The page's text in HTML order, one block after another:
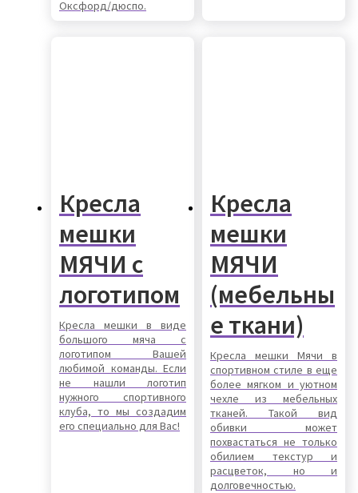
Оксфорд/дюспо.
Кресла
мешки
МЯЧИ с
логотипом
Кресла мешки в виде
большого мяча с
логотипом Вашей
любимой команды. Если
не нашли логотип
нужного спортивного
клуба, то мы создадим
его специально для Вас!
Кресла
мешки
МЯЧИ
(мебельны
е ткани)
Кресла мешки Мячи в
спортивном стиле в еще
более мягком и уютном
чехле из мебельных
тканей. Такой вид
обивки может
похвастаться не только
обилием текстур и
расцветок, но и
долговечностью.